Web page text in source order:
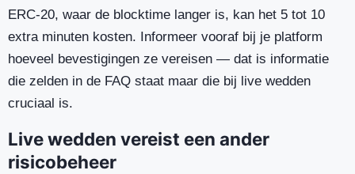
ERC-20, waar de blocktime langer is, kan het 5 tot 10
extra minuten kosten. Informeer vooraf bij je platform
hoeveel bevestigingen ze vereisen — dat is informatie
die zelden in de FAQ staat maar die bij live wedden
cruciaal is.
Live wedden vereist een ander
risicobeheer